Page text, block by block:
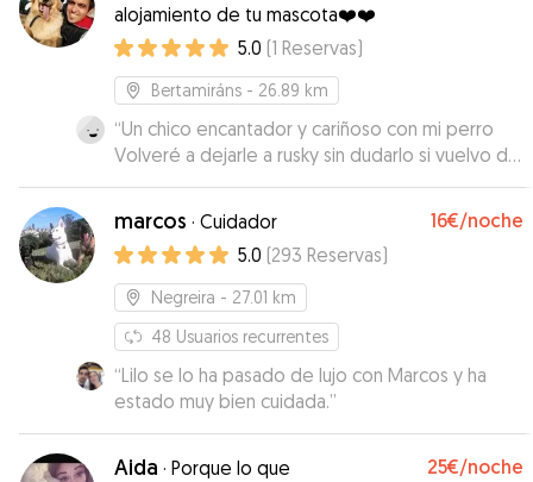
alojamiento de tu mascota❤️❤️
5.0 (1 Reservas)
Bertamiráns - 26.89 km
“Un chico encantador y cariñoso con mi perro
Volveré a dejarle a rusky sin dudarlo si vuelvo de
viaje Super contenta con el servicio”
marcos · Cuidador 16€/noche
5.0 (293 Reservas)
Negreira - 27.01 km
48 Usuarios recurrentes
“Lilo se lo ha pasado de lujo con Marcos y ha
estado muy bien cuidada.”
Aida · Porque lo que
25€/noche